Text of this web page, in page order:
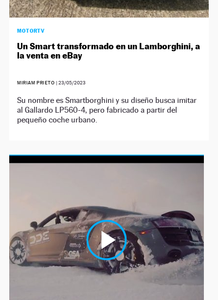
MOTORTV
Un Smart transformado en un Lamborghini, a
la venta en eBay
MIRIAM PRIETO | 23/05/2023
Su nombre es Smartborghini y su diseño busca imitar
al Gallardo LP560-4, pero fabricado a partir del
pequeño coche urbano.